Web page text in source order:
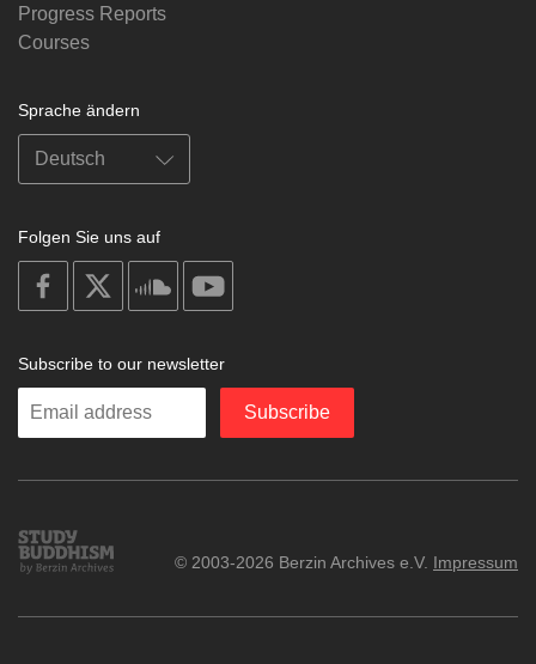
Progress Reports
Courses
Sprache ändern
Folgen Sie uns auf
on
facebook
soundcloud
Subscribe to our newsletter
Enter
Subscribe
Study
Buddhism
© 2003-2026 Berzin Archives e.V. Impressum